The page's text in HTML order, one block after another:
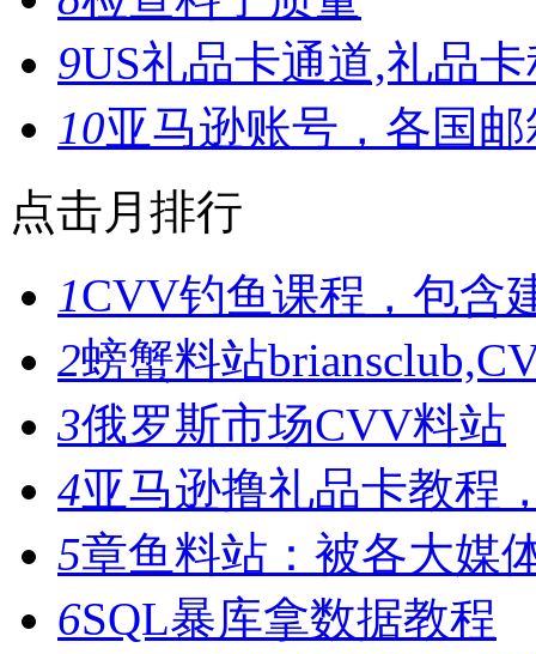
9US礼品卡通道,礼品
10亚马逊账号，各国
点击月排行
1CVV钓鱼课程，包含
2螃蟹料站
3俄罗斯市场CVV料站
4亚马逊撸礼品卡教程
5章鱼料站：被各大媒
6SQL暴库拿数据教程